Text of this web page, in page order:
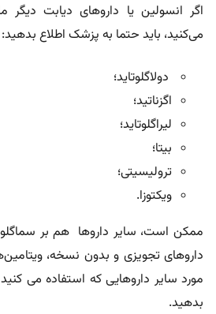
اگر انسولین یا داروهای دیابت دیگر
می‌کنید، باید حتما به پزشک اطلاع بدهید:
دولاگلوتاید؛
اگزناتید؛
لیراگلوتاید؛
بیتا؛
ترولیسیتی؛
ویکتوزا.
ممکن است، سایر داروها هم بر
داروهای تجویزی و بدون نسخه،
مورد سایر داروهایی که استفاده می
بدهید.